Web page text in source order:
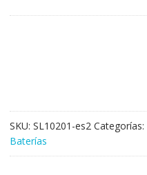
SKU: SL10201-es2 Categorías:
Baterías